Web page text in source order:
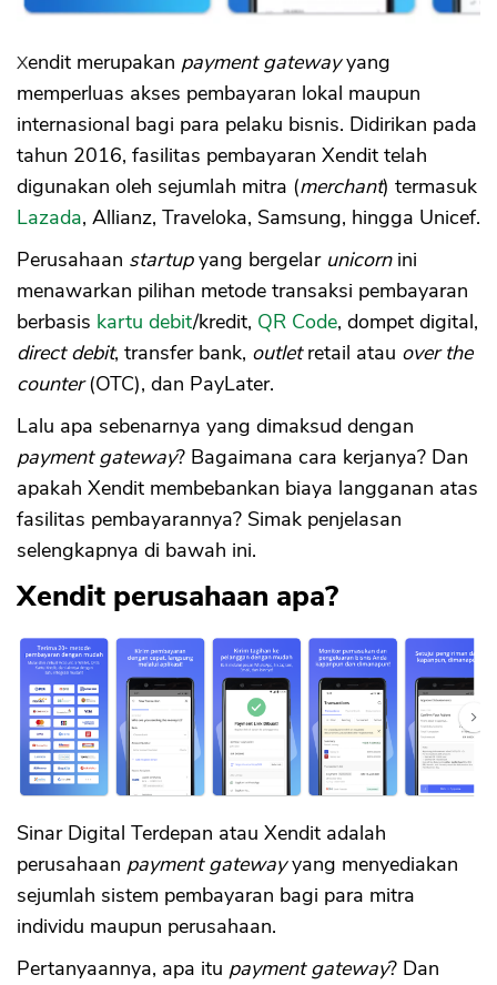
Xendit merupakan payment gatewayyang
memperluas akses pembayaran lokal maupun
internasional bagi para pelaku bisnis. Didirikan pada
tahun 2016, fasilitas pembayaran Xendit telah
digunakan oleh sejumlah mitra (merchant) termasuk
Lazada, Allianz, Traveloka, Samsung, hingga Unicef.
Perusahaan startupyang bergelar unicorn ini
menawarkan pilihan metode transaksi pembayaran
berbasis kartu debit/kredit, QR Code, dompet digital,
direct debit, transfer bank, outletretail atau over the
counter(OTC), dan PayLater.
Lalu apa sebenarnya yang dimaksud dengan
payment gateway? Bagaimana cara kerjanya? Dan
apakah Xendit membebankan biaya langganan atas
fasilitas pembayarannya? Simak penjelasan
selengkapnya di bawah ini.
Xendit perusahaan apa?
Sinar Digital Terdepan atau Xendit adalah
perusahaan payment gatewayyang menyediakan
sejumlah sistem pembayaran bagi para mitra
individu maupun perusahaan.
Pertanyaannya, apa itu payment gateway? Dan